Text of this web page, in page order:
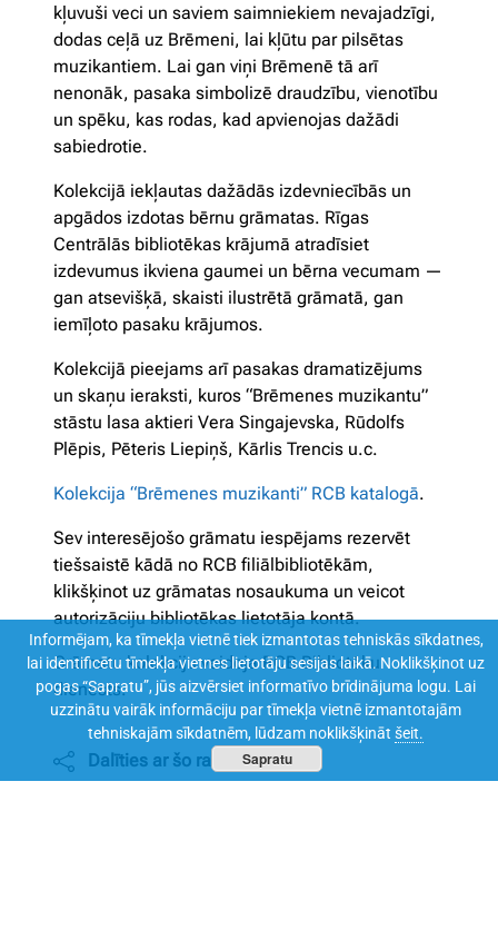
kļuvuši veci un saviem saimniekiem nevajadzīgi,
dodas ceļā uz Brēmeni, lai kļūtu par pilsētas
muzikantiem. Lai gan viņi Brēmenē tā arī
nenonāk, pasaka simbolizē draudzību, vienotību
un spēku, kas rodas, kad apvienojas dažādi
sabiedrotie.
Kolekcijā iekļautas dažādās izdevniecībās un
apgādos izdotas bērnu grāmatas. Rīgas
Centrālās bibliotēkas krājumā atradīsiet
izdevumus ikviena gaumei un bērna vecumam —
gan atsevišķā, skaisti ilustrētā grāmatā, gan
iemīļoto pasaku krājumos.
Kolekcijā pieejams arī pasakas dramatizējums
un skaņu ieraksti, kuros “Brēmenes muzikantu”
stāstu lasa aktieri Vera Singajevska, Rūdolfs
Plēpis, Pēteris Liepiņš, Kārlis Trencis u.c.
Kolekcija “Brēmenes muzikanti” RCB katalogā.
Sev interesējošo grāmatu iespējams rezervēt
tiešsaistē kādā no RCB filiālbibliotēkām,
klikšķinot uz grāmatas nosaukuma un veicot
autorizāciju bibliotēkas lietotāja kontā.
Grāmatu kolekciju veidoja RCB Bibliotēku
dienests.
Dalīties ar šo rakstu
Informējam, ka tīmekļa vietnē tiek izmantotas tehniskās sīkdatnes,
lai identificētu tīmekļa vietnes lietotāju sesijas laikā. Noklikšķinot uz
pogas “Sapratu”, jūs aizvērsiet informatīvo brīdinājuma logu. Lai
uzzinātu vairāk informāciju par tīmekļa vietnē izmantotajām
tehniskajām sīkdatnēm, lūdzam noklikšķināt šeit.
Sapratu